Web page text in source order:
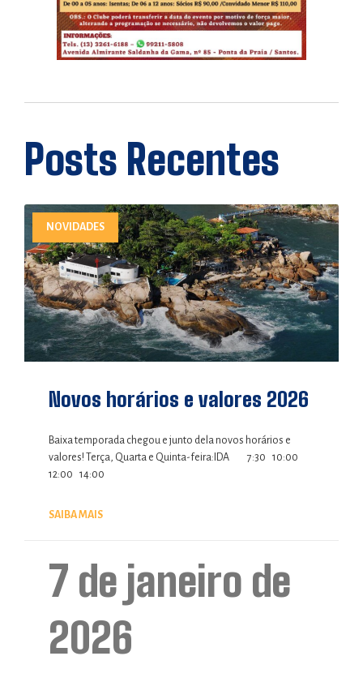
Posts Recentes
NOVIDADES
Novos horários e valores 2026
Baixa temporada chegou e junto dela novos horários e
valores! Terça, Quarta e Quinta-feira:IDA 7:30 10:00
12:00 14:00
SAIBA MAIS
7 de janeiro de
2026